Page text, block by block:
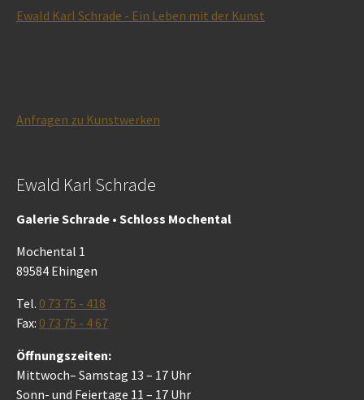
Ewald Karl Schrade - Ein Leben mit der Kunst
Anfragen zu Kunstwerken
Ewald Karl Schrade
Galerie Schrade • Schloss Mochental
Mochental 1
89584 Ehingen
Tel. 0 73 75 - 418
Fax: 0 73 75 - 4 67
Öffnungszeiten:
Mittwoch– Samstag 13 – 17 Uhr
Sonn- und Feiertage 11 – 17 Uhr